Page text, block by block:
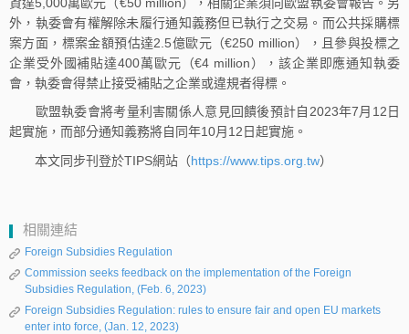
外，執委會有權解除未履行通知義務但已執行之交易。而公共採購標
案方面，標案金額預估達2.5億歐元（€250 million），且參與投標之
企業受外國補貼達400萬歐元（€4 million），該企業即應通知執委
會，執委會得禁止接受補貼之企業或違規者得標。
歐盟執委會將考量利害關係人意見回饋後預計自2023年7月12日
起實施，而部分通知義務將自同年10月12日起實施。
本文同步刊登於TIPS網站（https://www.tips.org.tw）
相關連結
Foreign Subsidies Regulation
Commission seeks feedback on the implementation of the Foreign
Subsidies Regulation, (Feb. 6, 2023)
Foreign Subsidies Regulation: rules to ensure fair and open EU markets
enter into force, (Jan. 12, 2023)